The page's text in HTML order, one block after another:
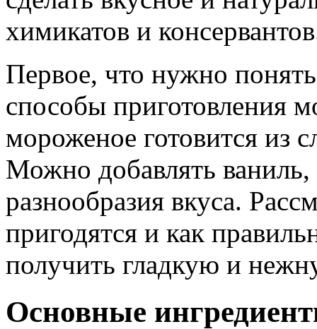
химикатов и
Первое, что нужно
способы приготовления
мороженое готовится из
Можно добавлять
разнообразия вкуса.
пригодятся и как
получить гладкую и
Основные